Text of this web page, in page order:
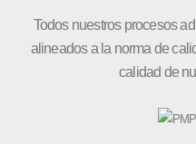
Todos nuestros procesos
alineados a la norma de
calidad de